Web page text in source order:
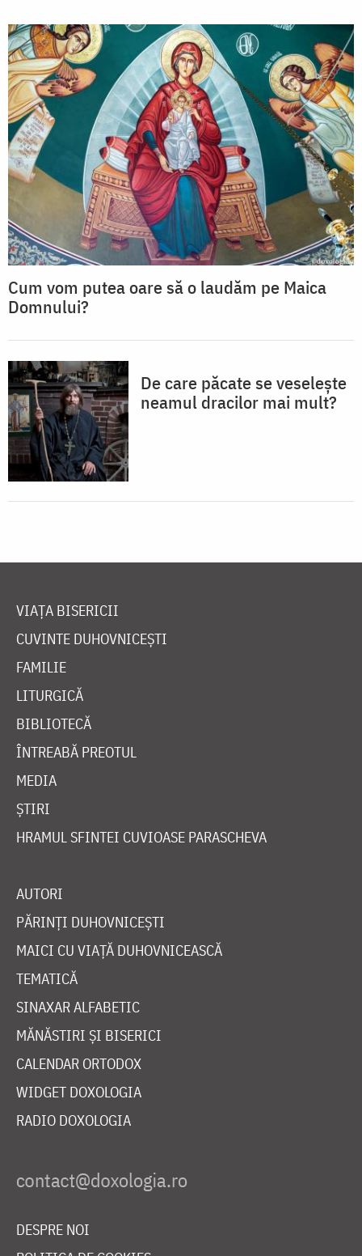
Cum vom putea oare să o laudăm pe Maica
Domnului?
De care păcate se veselește
neamul dracilor mai mult?
VIAȚA BISERICII
CUVINTE DUHOVNICEȘTI
FAMILIE
LITURGICĂ
BIBLIOTECĂ
ÎNTREABĂ PREOTUL
MEDIA
ȘTIRI
HRAMUL SFINTEI CUVIOASE PARASCHEVA
AUTORI
PĂRINȚI DUHOVNICEȘTI
MAICI CU VIAȚĂ DUHOVNICEASCĂ
TEMATICĂ
SINAXAR ALFABETIC
MĂNĂSTIRI ȘI BISERICI
CALENDAR ORTODOX
WIDGET DOXOLOGIA
RADIO DOXOLOGIA
DESPRE NOI